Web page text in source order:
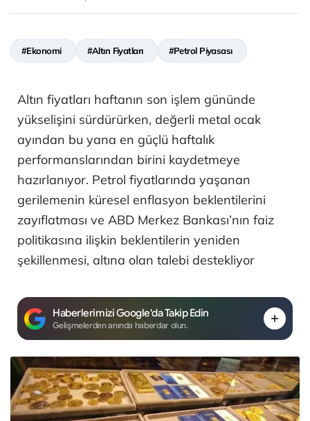
#Ekonomi #Altın Fiyatları #Petrol Piyasası
Altın fiyatları haftanın son işlem gününde
yükselişini sürdürürken, değerli metal ocak
ayından bu yana en güçlü haftalık
performanslarından birini kaydetmeye
hazırlanıyor. Petrol fiyatlarında yaşanan
gerilemenin küresel enflasyon beklentilerini
zayıflatması ve ABD Merkez Bankası’nın faiz
politikasına ilişkin beklentilerin yeniden
şekillenmesi, altına olan talebi destekliyor
Haberlerimizi Google'da Takip Edin
Gelişmelerden anında haberdar olun.